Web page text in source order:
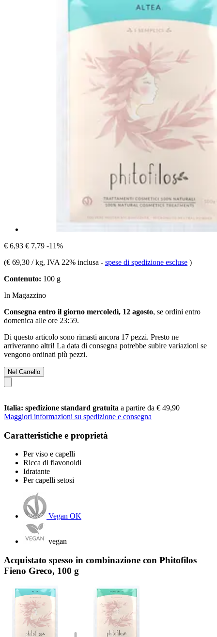
€ 6,93 € 7,79 -11%
(€ 69,30 / kg, IVA 22% inclusa - spese di spedizione escluse )
Contenuto: 100 g
In Magazzino
Consegna entro il giorno mercoledì, 12 agosto, se ordini entro
domenica alle ore 23:59.
Di questo articolo sono rimasti ancora 17 pezzi. Presto ne
arriveranno altri! La data di consegna potrebbe subire variazioni se
vengono ordinati più pezzi.
Nel Carrello
Italia: spedizione standard gratuita a partire da € 49,90
Maggiori informazioni su spedizione e consegna
Caratteristiche e proprietà
Per viso e capelli
Ricca di flavonoidi
Idratante
Per capelli setosi
Vegan OK
vegan
Acquistato spesso in combinazione con Phitofilos
Fieno Greco, 100 g